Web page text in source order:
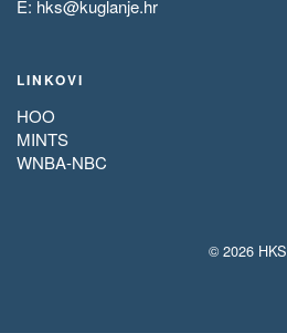
E: hks@kuglanje.hr
LINKOVI
HOO
MINTS
WNBA-NBC
© 2026 HKS